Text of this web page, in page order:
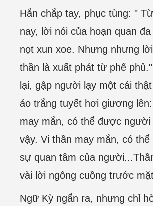
Hắn chắp tay, phục tùng: "
nay, lời nói của hoạn quan đa
nọt xun xoe. Nhưng nhưng
thần là xuất phát từ phế
lại, gập người lạy một cái
áo trắng tuyết hơi giương
may mắn, có thể được
vậy. Vi thần may mắn, có
sự quan tâm của
vài lời ngông cuồng trước
Ngữ Kỳ ngẩn ra, nhưng chỉ